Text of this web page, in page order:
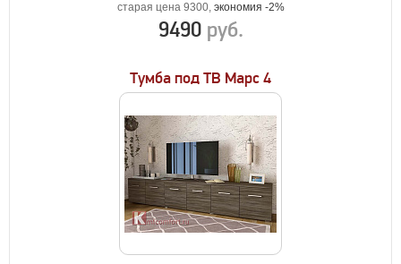
старая цена 9300, экономия -2%
9490 руб.
Тумба под ТВ Марс 4